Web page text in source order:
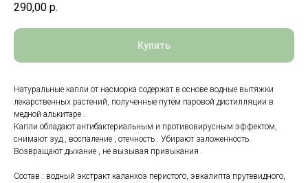
290,00 р.
Купить
Натуральные капли от насморка содержат в основе водные вытяжки
лекарственных растений, полученные путём паровой дистилляции в
медной алькитаре .
Капли обладают антибактериальным и противовирусным эффектом,
снимают зуд , воспаление , отечность . Убирают заложенность.
Возвращают дыхание , не вызывая привыкания .
Состав : водный экстракт каланхоэ перистого, эвкалипта прутевидного,